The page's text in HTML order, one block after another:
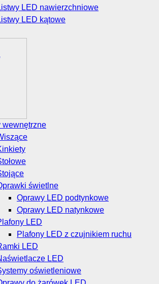
LED nawierzchniowe
LED kątowe
wewnętrzne
świetlne
Oprawy LED podtynkowe
Oprawy LED natynkowe
LED
Plafony LED z czujnikiem ruchu
LED
LED
oświetleniowe